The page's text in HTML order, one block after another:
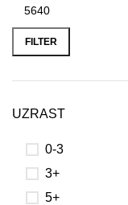
FILTER
UZRAST
0-3
3+
5+